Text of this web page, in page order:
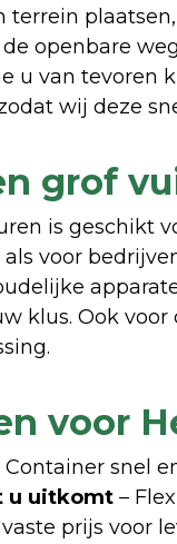
openbare
u van tevoren
wij deze
grof
is geschikt
voor
klus. Ook
voor
Container snel
u uitkomt –
vaste prijs voor